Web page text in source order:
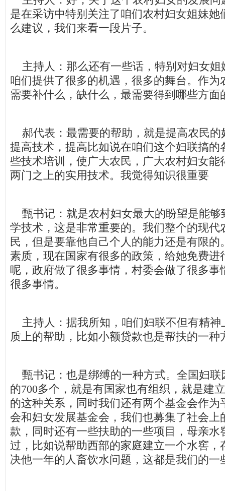
是在采访中特别关注了咱们农村妇女姐妹她
么建议，我们来看一段片子。
主持人：那么还有一些话，特别对妇女姐
咱们提供了很多的机遇，很多的舞台。作为
需要补什么，缺什么，最需要得到哪些方面
郝代表：最需要的帮助，就是提高农民的
提高技术，提高比如说在咱们这个妇联搞的
些技术培训，使广大农民，广大农村妇女能
两门之上的实用技术。我觉得知识很重要
甄书记：就是农村妇女最大的盼望是能够
学技术，这是非常重要的。我们整个的现代
民，但是要靠他自己个人的能力还是有限的
素质，现在国家有很多的政策，给她免费进
呢，政府做了很多事情，村委会做了很多事
很多事情。
主持人：据我所知，咱们妇联不但有精神
质上的帮助，比如小额贷款也是帮扶的一种
甄书记：也是绑缚的一种方式。全国妇联
的700多个，就是有国家也有组织，就是建
的这种关系，同时我们还有两个基金会作为
会和妇女发展基金会，我们也募集了社会上
款，同时还有一些扶助的一些项目，母亲水
过，比如说帮助西部的家庭建立一个水窖，
决他一年的人畜饮水问题，这都是我们的一